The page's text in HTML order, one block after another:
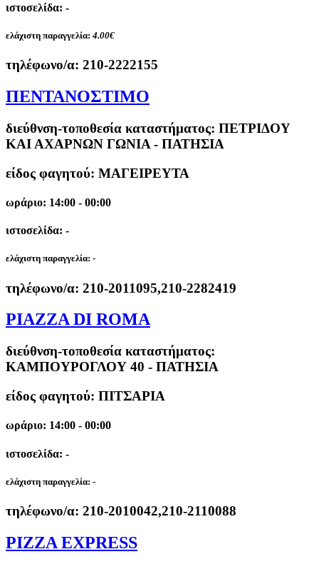
ιστοσελίδα: -
ελάχιστη παραγγελία: 4.00€
τηλέφωνο/α: 210-2222155
ΠΕΝΤΑΝΟΣΤΙΜΟ
διεύθνση-τοποθεσία καταστήματος: ΠΕΤΡΙΔΟΥ
ΚΑΙ ΑΧΑΡΝΩΝ ΓΩΝΙΑ - ΠΑΤΗΣΙΑ
είδος φαγητού: ΜΑΓΕΙΡΕΥΤΑ
ωράριο: 14:00 - 00:00
ιστοσελίδα: -
ελάχιστη παραγγελία: -
τηλέφωνο/α: 210-2011095,210-2282419
PIAZZA DI ROMA
διεύθνση-τοποθεσία καταστήματος:
ΚΑΜΠΟΥΡΟΓΛΟΥ 40 - ΠΑΤΗΣΙΑ
είδος φαγητού: ΠΙΤΣΑΡΙΑ
ωράριο: 14:00 - 00:00
ιστοσελίδα: -
ελάχιστη παραγγελία: -
τηλέφωνο/α: 210-2010042,210-2110088
PIZZA EXPRESS